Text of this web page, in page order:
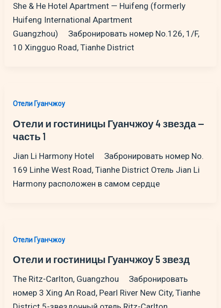
She & He Hotel Apartment — Huifeng (formerly
Huifeng International Apartment
Guangzhou) Забронировать номер No.126, 1/F,
10 Xingguo Road, Tianhe District
Отели Гуанчжоу
Отели и гостиницы Гуанчжоу 4 звезда —
часть 1
Jian Li Harmony Hotel Забронировать номер No.
169 Linhe West Road, Tianhe District Отель Jian Li
Harmony расположен в самом сердце
Отели Гуанчжоу
Отели и гостиницы Гуанчжоу 5 звезд
The Ritz-Carlton, Guangzhou Забронировать
номер 3 Xing An Road, Pearl River New City, Tianhe